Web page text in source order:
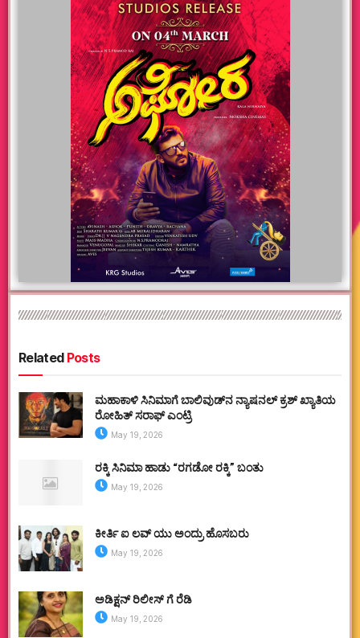
RelatedPosts
ಮಹಾಕಾಳಿ ಸಿನಿಮಾಗೆ ಬಾಲಿವುಡ್‌ನ ನ್ಯಾಷನಲ್ ಕ್ರಶ್ ಖ್ಯಾತಿಯ
ರೋಹಿತ್ ಸರಾಫ್ ಎಂಟ್ರಿ
May 19, 2026
ರಕ್ಕಿ ಸಿನಿಮಾ ಹಾಡು “ರಗಡೋ ರಕ್ಕಿ” ಬಂತು
May 19, 2026
ಕೀರ್ತಿ ಐ ಲವ್ ಯು ಅಂದ್ರು ಹೊಸಬರು
May 19, 2026
ಅಡಿಕ್ಷನ್ ರಿಲೀಸ್ ಗೆ ರೆಡಿ
May 19, 2026